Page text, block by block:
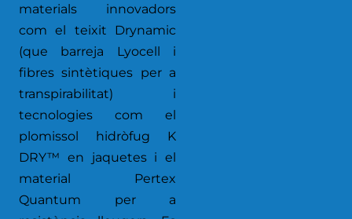
materials innovadors
com el teixit Drynamic
(que barreja Lyocell i
fibres sintètiques per a
transpirabilitat) i
tecnologies com el
plomissol hidròfug K
DRY™ en jaquetes i el
material Pertex
Quantum per a